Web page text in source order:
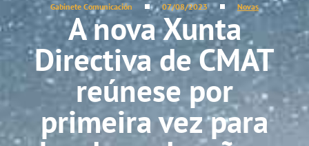
Gabinete Comunicación 07/08/2023 Novas
A nova Xunta
Directiva de CMAT
reúnese por
primeira vez para